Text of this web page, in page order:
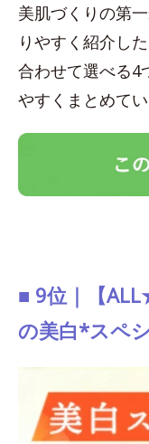
美肌づくりの第
りやすく紹介し
合わせて選べる4
やすくまとめてい
■ 9位｜【
の美白*スペ